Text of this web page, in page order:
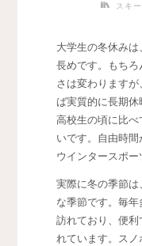
スキー
大学生の冬休み
長めです。
もち
さは変わります
ば実質的に長期休
高校生の頃に比
いです。自由時
ウインタースポー
実際に冬の季節
な季節です。毎
訪れており、便利
れています。ス